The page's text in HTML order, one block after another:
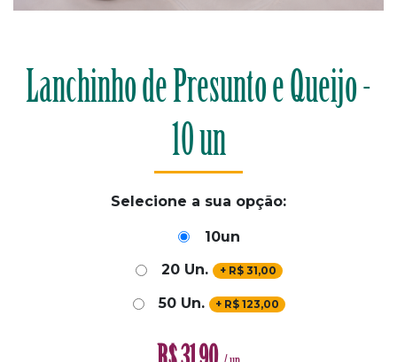
Lanchinho de Presunto e Queijo -
10 un
Selecione a sua opção:
10un
20 Un.
+ R$ 31,00
50 Un. + R$123,00